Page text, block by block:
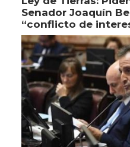
Senador Joaquín
“conflicto de